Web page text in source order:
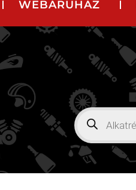
WEBÁRUHÁZ
Products
search